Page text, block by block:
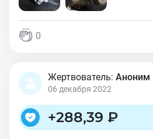
0
Жертвователь: Аноним
06 декабря 2022
+288,39 ₽